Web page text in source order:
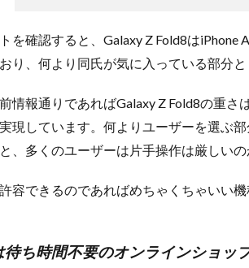
を確認すると、Galaxy Z Fold8はiPhone
り、何より同氏が気に入っている部分
情報通りであればGalaxy Z Fold8の重
現しています。何よりユーザーを選ぶ
、多くのユーザーは片手操作は厳しいの
容できるのであればめちゃくちゃいい機
待ち時間不要のオンラインショッ